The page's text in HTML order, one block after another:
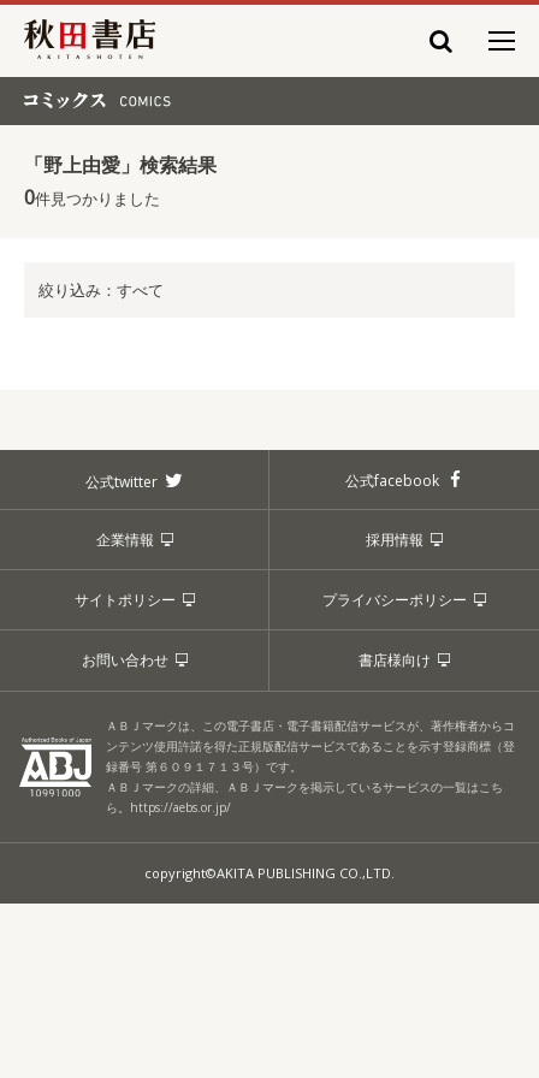
秋田書店
「野上由愛」検索結果
0件見つかりました
絞り込み：すべて
公式twitter 公式facebook
企業情報 採用情報
サイトポリシー プライバシーポリシー
お問い合わせ 書店様向け
ＡＢＪマークは、この電子書店・電子書籍配信サービスが、著作権者からコ
ンテンツ使用許諾を得た正規版配信サービスであることを示す登録商標（登
録番号 第６０９１７１３号）です。
ＡＢＪマークの詳細、ＡＢＪマークを掲示しているサービスの一覧はこち
ら。 https://aebs.or.jp/
copyright©AKITA PUBLISHING CO.,LTD.